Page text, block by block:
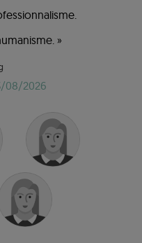
»
08/2026